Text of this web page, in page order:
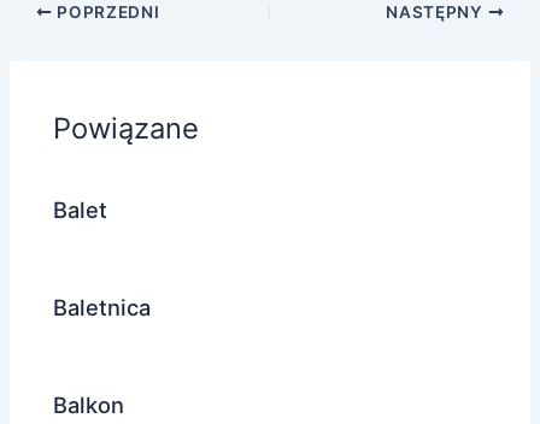
POPRZEDNI NASTĘPNY
Powiązane
Balet
Baletnica
Balkon